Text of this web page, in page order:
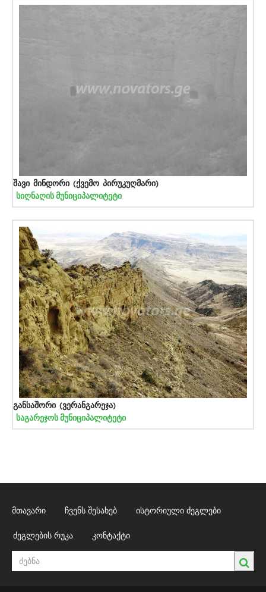
შავი მინდორი (ქვემო პირუკუღმარი)
სიღნაღის მუნიციპალიტეტი
განსაშორი (ვერანგარეჯა)
საგარეჯოს მუნიციპალიტეტი
მთავარი ჩვენს შესახებ ისტორიული ძეგლები
ძეგლების რუკა კონტაქტი